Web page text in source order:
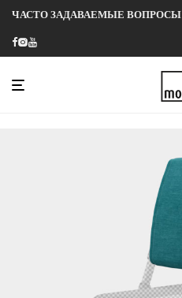
ЧАСТО ЗАДАВАЕМЫЕ ВОПРОСЫ